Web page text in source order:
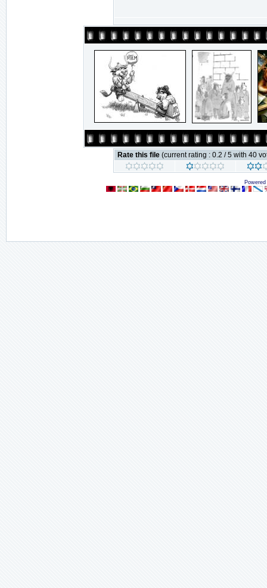
Rate this file (current rating : 0.2 / 5 with 40